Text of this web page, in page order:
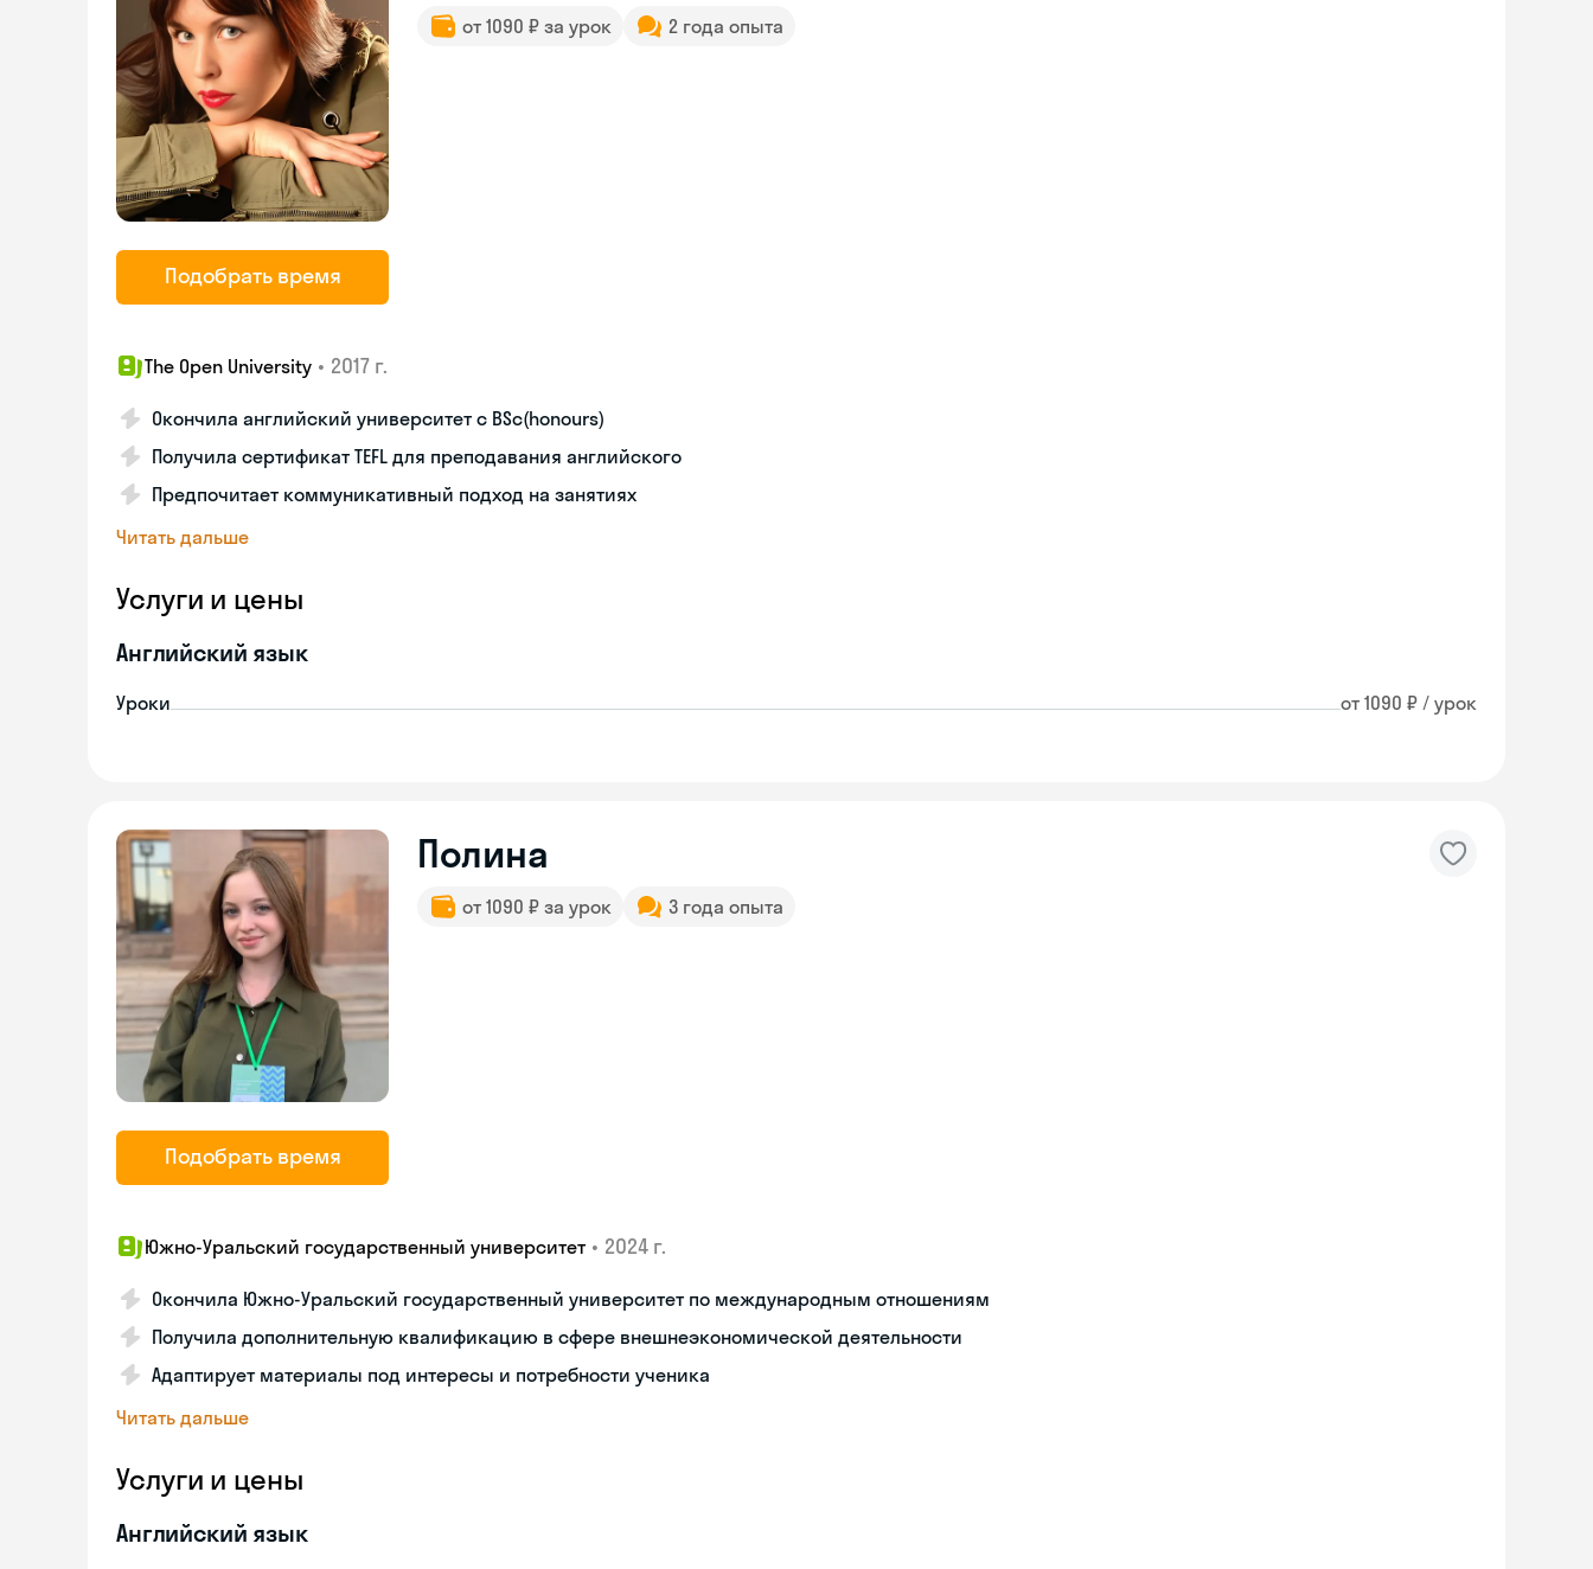
Подобрать время
от 1090 ₽ за урок 2 года опыта
The Open University • 2017 г.
Окончила английский университет с BSc(honours)
Получила сертификат TEFL для преподавания английского
Предпочитает коммуникативный подход на занятиях
Читать дальше
Услуги и цены
Английский язык
Уроки от 1090 ₽ / урок
Подобрать время
Полина
от 1090 ₽ за урок 3 года опыта
Южно-Уральский государственный университет • 2024 г.
Окончила Южно-Уральский государственный университет по международным отношениям
Получила дополнительную квалификацию в сфере внешнеэкономической деятельности
Адаптирует материалы под интересы и потребности ученика
Читать дальше
Услуги и цены
Английский язык